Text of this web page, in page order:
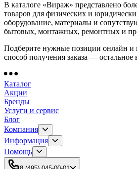
В каталоге «Вираж» представлено
товаров для физических и
оборудование, материалы и
бытовых, монтажных, ремонтных и
Подберите нужные позиции онлайн и
способ получения заказа — остальное
Каталог
Акции
Бренды
Услуги и сервис
Блог
Компания
Информация
Помощь